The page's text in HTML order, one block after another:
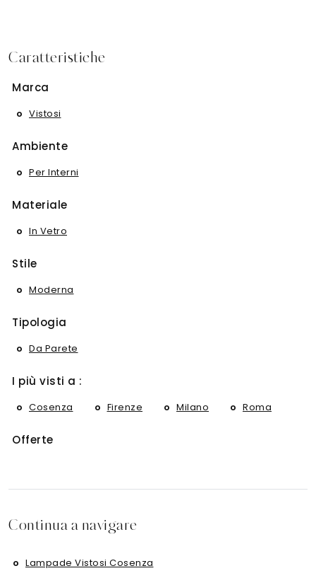
Caratteristiche
Marca
Vistosi
Ambiente
Per Interni
Materiale
In Vetro
Stile
Moderna
Tipologia
Da Parete
I più visti a :
Cosenza Firenze Milano Roma
Offerte
Continua a navigare
Lampade Vistosi Cosenza